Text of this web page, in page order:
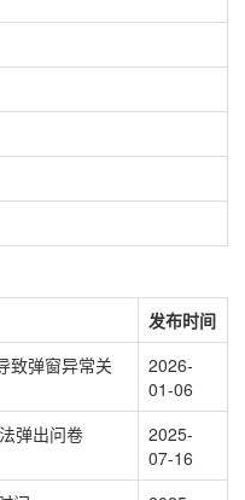
发布时间
致弹窗异常关
2026-
01-06
弹出问卷
2025-
07-16